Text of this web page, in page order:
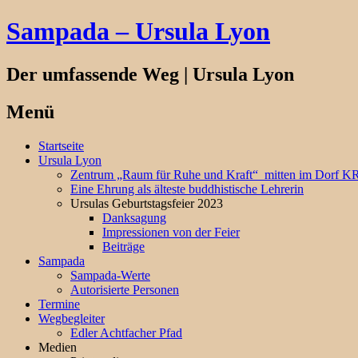
Sampada – Ursula Lyon
Der umfassende Weg | Ursula Lyon
Menü
Springe
zum
Startseite
Ursula Lyon
Zentrum „Raum für Ruhe und Kraft“ mitten im Dorf
Eine Ehrung als älteste buddhistische Lehrerin
Ursulas Geburtstagsfeier 2023
Danksagung
Impressionen von der Feier
Beiträge
Sampada
Sampada-Werte
Autorisierte Personen
Termine
Wegbegleiter
Edler Achtfacher Pfad
Medien